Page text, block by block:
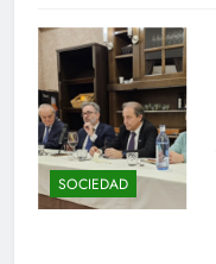
SOCIEDAD